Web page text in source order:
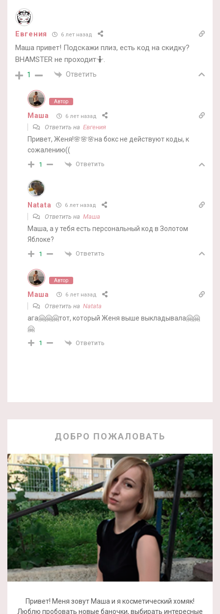
Евгения 6 лет назад
Маша привет! Подскажи плиз, есть код на скидку?
BHAMSTER не проходит🤷.
1 Ответить
Автор
Маша 6 лет назад
Ответить на Евгения
Привет, Женя!🌸🌸🌸на бокс не действуют коды, к
сожалению((
1 Ответить
Natata 6 лет назад
Ответить на Маша
Маша, а у тебя есть персональный код в Золотом
Яблоке?
1 Ответить
Автор
Маша 6 лет назад
Ответить на Natata
ага🤗🤗🤗тот, который Женя выше выкладывала🤗🤗
🤗
1 Ответить
ДОБРО ПОЖАЛОВАТЬ
Привет! Меня зовут Маша и я косметический хомяк!
Люблю пробовать новые баночки, выбирать интересные